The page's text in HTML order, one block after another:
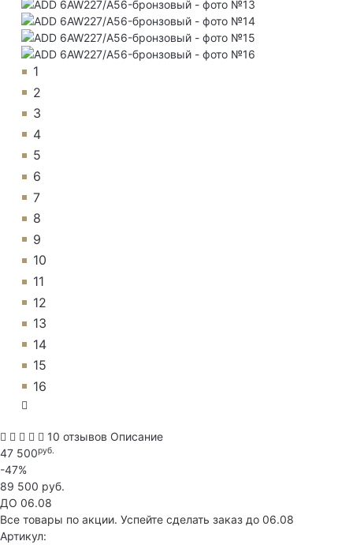
1
2
3
4
5
6
7
8
9
10
11
12
13
14
15
16
10 отзывов Описание
47 500руб.
-47%
89 500 руб.
ДО 06.08
Все товары по акции. Успейте сделать заказ до 06.08
Артикул: